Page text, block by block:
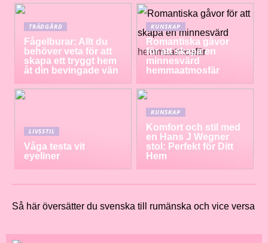
TRÄDGÅRD
Fågelburar: Allt du
behöver veta för att
skapa ett tryggt hem
åt din bevingade vän
KUNSKAP
Romantiska gåvor
för att skapa en
minnesvärd
hemmaatmosfär
LIVSSTIL
Våga testa vit
eyeliner
KUNSKAP
Komfort och stil med
en Hans J Wegner
stol: Perfekt för Ditt
Hem
Så här översätter du svenska till rumänska och vice versa